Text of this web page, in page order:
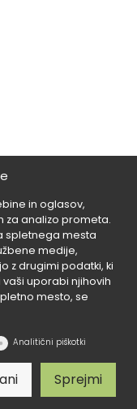
in oglasov,
za analizo prometa.
spletnega mesta
medije,
z drugimi podatki, ki
vaši uporabi njihovih
mesto, se
Analitični piškotki
Sprejmi